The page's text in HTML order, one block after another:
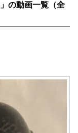
の動画一覧（全